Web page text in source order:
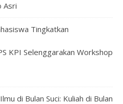
Asri
Tingkatkan
KPI Selenggarakan Workshop
di Bulan Suci: Kuliah di Bulan